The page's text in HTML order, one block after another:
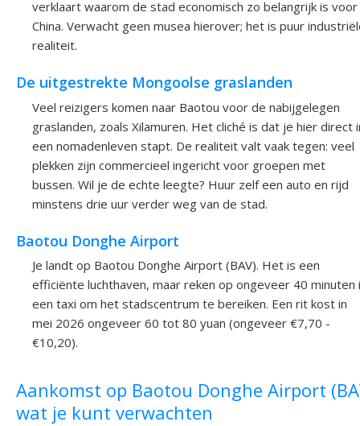
verklaart waarom de stad economisch zo belangrijk is voor
China. Verwacht geen musea hierover; het is puur
realiteit.
De uitgestrekte Mongoolse graslanden
Veel reizigers komen naar Baotou voor de nabijgelegen
graslanden, zoals Xilamuren. Het cliché is dat je hier direct
een nomadenleven stapt. De realiteit valt vaak tegen: veel
plekken zijn commercieel ingericht voor groepen met
bussen. Wil je de echte leegte? Huur zelf een auto en rijd
minstens drie uur verder weg van de stad.
Baotou Donghe Airport
Je landt op Baotou Donghe Airport (BAV). Het is een
efficiënte luchthaven, maar reken op ongeveer 40 minuten
een taxi om het stadscentrum te bereiken. Een rit kost in
mei 2026 ongeveer 60 tot 80 yuan (ongeveer €7,70 -
€10,20).
Aankomst op Baotou Donghe Airport
wat je kunt verwachten